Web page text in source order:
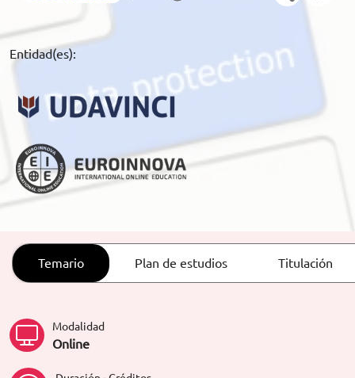
ARTÍCULOS
ORIENTACIÓN LABORAL
Entidad(es):
Temario Plan de estudios Titulación
Modalidad
Online